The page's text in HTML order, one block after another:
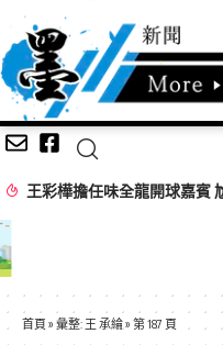
首頁 » 彙整: 王 承綸» 第 187 頁